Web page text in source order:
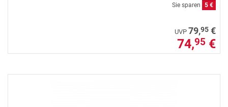
Sie sparen 5 €
UVP 79,95 €
74,95 €